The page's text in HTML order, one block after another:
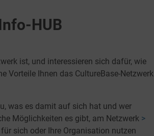
HUB
ist, und interessieren sich dafür, wie
Vorteile Ihnen das CultureBase-Netzwerk
was es damit auf sich hat und wer
Möglichkeiten es gibt, am Netzwerk >
sich oder Ihre Organisation nutzen